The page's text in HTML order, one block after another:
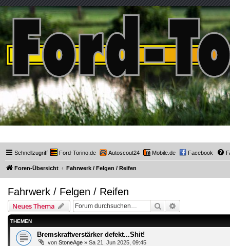
Ford-Torino.de
Schnellzugriff Ford-Torino.de Autoscout24 Mobile.de Facebook
Foren-Übersicht Fahrwerk / Felgen / Reifen
Fahrwerk / Felgen / Reifen
Neues Thema Suche
THEMEN
Bremskraftverstärker defekt...Shit!
von StoneAge » Sa 21. Jun 2025, 09:45